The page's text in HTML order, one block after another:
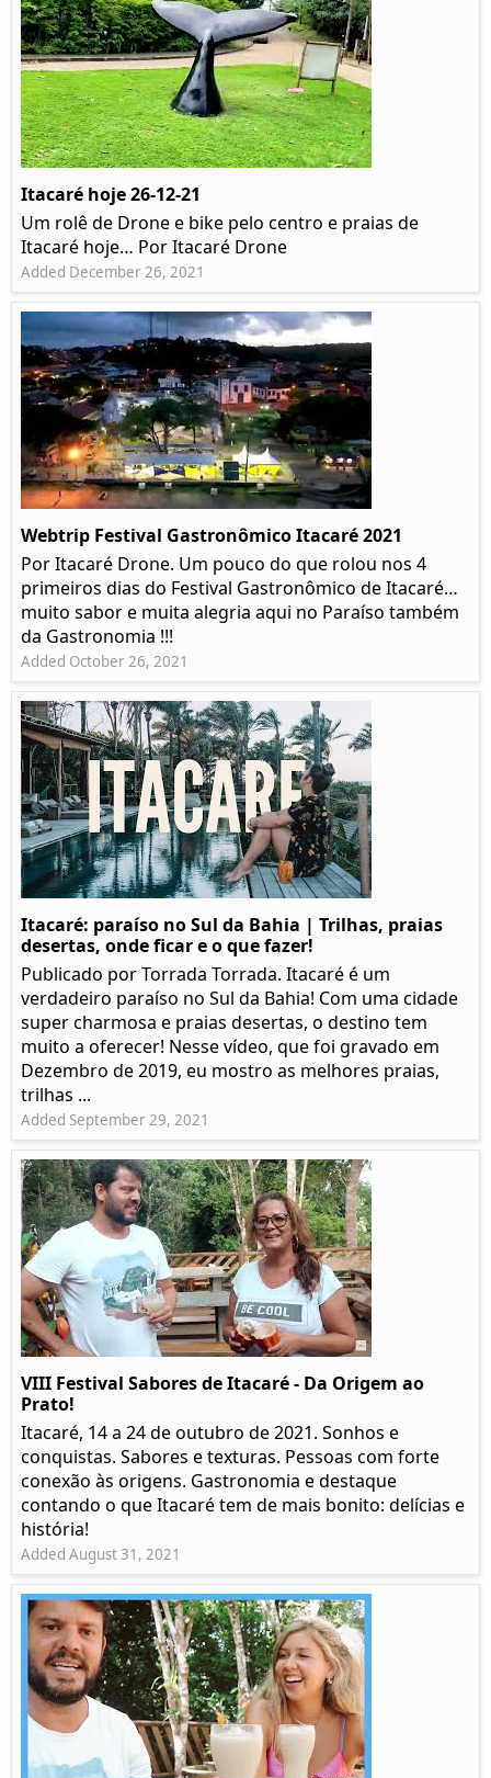
Itacaré hoje 26-12-21
Um rolê de Drone e bike pelo centro e praias de
Itacaré hoje… Por Itacaré Drone
Added December 26, 2021
Webtrip Festival Gastronômico Itacaré 2021
Por Itacaré Drone. Um pouco do que rolou nos 4
primeiros dias do Festival Gastronômico de Itacaré…
muito sabor e muita alegria aqui no Paraíso também
da Gastronomia !!!
Added October 26, 2021
Itacaré: paraíso no Sul da Bahia | Trilhas, praias
desertas, onde ficar e o que fazer!
Publicado por Torrada Torrada. Itacaré é um
verdadeiro paraíso no Sul da Bahia! Com uma cidade
super charmosa e praias desertas, o destino tem
muito a oferecer! Nesse vídeo, que foi gravado em
Dezembro de 2019, eu mostro as melhores praias,
trilhas ...
Added September 29, 2021
VIII Festival Sabores de Itacaré - Da Origem ao
Prato!
Itacaré, 14 a 24 de outubro de 2021. Sonhos e
conquistas. Sabores e texturas. Pessoas com forte
conexão às origens. Gastronomia e destaque
contando o que Itacaré tem de mais bonito: delícias e
história!
Added August 31, 2021